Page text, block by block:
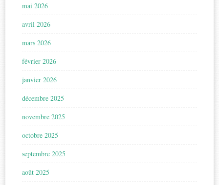
mai 2026
avril 2026
mars 2026
février 2026
janvier 2026
décembre 2025
novembre 2025
octobre 2025
septembre 2025
août 2025